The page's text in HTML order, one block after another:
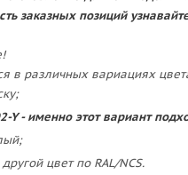
заказных позиций
в различных вариациях
Y - именно этот вариант
цвет по RAL/NCS.